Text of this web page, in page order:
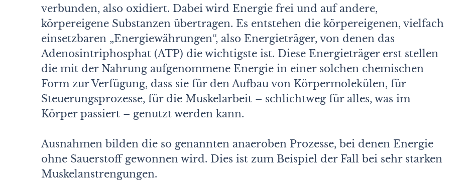
verbunden, also oxidiert. Dabei wird Energie frei und auf andere,
körpereigene Substanzen übertragen. Es entstehen die körpereigenen, vielfach
einsetzbaren „Energiewährungen“, also Energieträger, von denen das
Adenosintriphosphat (ATP) die wichtigste ist. Diese Energieträger erst stellen
die mit der Nahrung aufgenommene Energie in einer solchen chemischen
Form zur Verfügung, dass sie für den Aufbau von Körpermolekülen, für
Steuerungsprozesse, für die Muskelarbeit – schlichtweg für alles, was im
Körper passiert – genutzt werden kann.
Ausnahmen bilden die so genannten anaeroben Prozesse, bei denen Energie
ohne Sauerstoff gewonnen wird. Dies ist zum Beispiel der Fall bei sehr starken
Muskelanstrengungen.